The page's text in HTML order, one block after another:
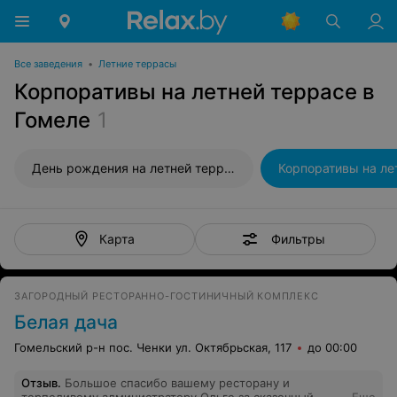
Все заведения • Летние террасы
Корпоративы на летней террасе в
Гомеле 1
День рождения на летней террасе Корпоративы на
Карта Фильтры
ЗАГОРОДНЫЙ РЕСТОРАННО-ГОСТИНИЧНЫЙ КОМПЛЕКС
Белая дача
Гомельский р-н пос. Ченки ул. Октябрьская, 117 до 00:00
Отзыв. Большое спасибо вашему ресторану и